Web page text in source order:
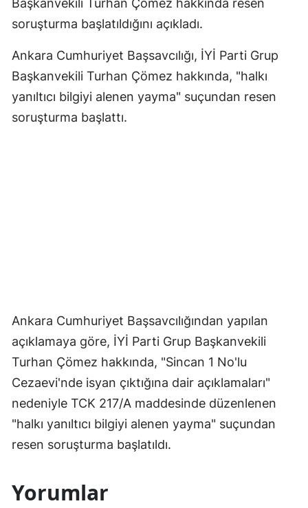
Başkanvekili Turhan Çömez hakkında resen
soruşturma başlatıldığını açıkladı.
Ankara Cumhuriyet Başsavcılığı, İYİ Parti Grup
Başkanvekili Turhan Çömez hakkında, "halkı
yanıltıcı bilgiyi alenen yayma" suçundan resen
soruşturma başlattı.
Ankara Cumhuriyet Başsavcılığından yapılan
açıklamaya göre, İYİ Parti Grup Başkanvekili
Turhan Çömez hakkında, "Sincan 1 No'lu
Cezaevi'nde isyan çıktığına dair açıklamaları"
nedeniyle TCK 217/A maddesinde düzenlenen
"halkı yanıltıcı bilgiyi alenen yayma" suçundan
resen soruşturma başlatıldı.
Yorumlar